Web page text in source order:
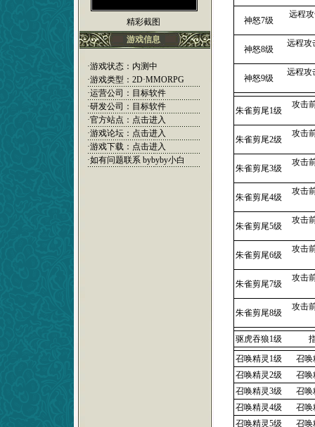
精彩截图
游戏信息
·游戏状态：内测中
·游戏类型：2D·MMORPG
·运营公司：目标软件
·研发公司：目标软件
·官方站点： 点击进入
·游戏论坛： 点击进入
·游戏下载： 点击进入
·如有问题联系bybyby小白
神怒7级
远程
神怒8级
远程攻
神怒9级
远程攻
朱雀剪尾1级
攻击
朱雀剪尾2级
攻击
朱雀剪尾3级
攻击
朱雀剪尾4级
攻击
朱雀剪尾5级
攻击
朱雀剪尾6级
攻击
朱雀剪尾7级
攻击
朱雀剪尾8级
攻击
驱虎吞狼1级
召唤精灵1级
召唤
召唤精灵2级
召唤
召唤精灵3级
召唤
召唤精灵4级
召唤
召唤精灵5级
召唤